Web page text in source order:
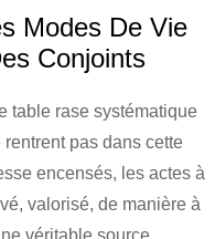
Modes De Vie
Conjoints
table rase systématique
pas dans cette
encensés, les actes à
valorisé, de manière à
véritable source